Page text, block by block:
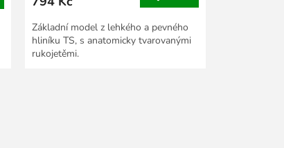
Základní model z lehkého a pevného
hliníku TS, s anatomicky tvarovanými
rukojetěmi.